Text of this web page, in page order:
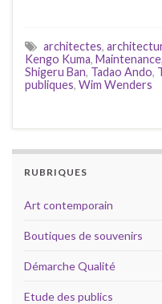
architectes,
Kengo Kuma, Maintenance,
Shigeru Ban, Tadao Ando,
publiques, Wim Wenders
RUBRIQUES
Art contemporain
Boutiques de souvenirs
Démarche Qualité
Etude des publics